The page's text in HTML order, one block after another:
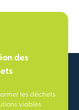
des
les déchets
viables